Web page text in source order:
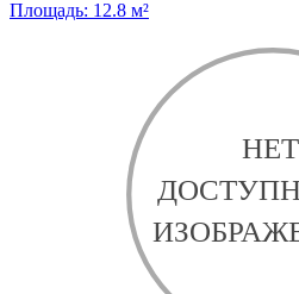
Площадь: 12.8 м²